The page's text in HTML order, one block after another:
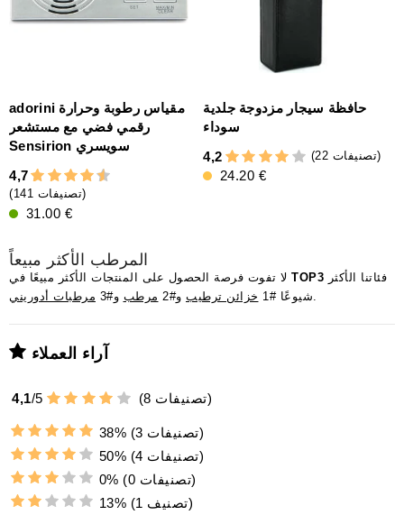
adorini مقياس رطوبة وحرارة
رقمي فضي مع مستشعر
Sensirion سويسري
4,7
(141 تصنيفات)
31.00 €
حافظة سيجار مزدوجة جلدية
سوداء
4,2
(22 تصنيفات)
24.20 €
المرطب الأكثر مبيعاً
TOP3
شيوعًا #1
خزائن ترطيب و#2 مرطب و#3 مرطبات أدوريني .
آراء العملاء
4,1/5 (8 تصنيفات)
38%
(3 تصنيفات)
50%
(4 تصنيفات)
0%
(0 تصنيفات)
13%
(1 تصنيف)